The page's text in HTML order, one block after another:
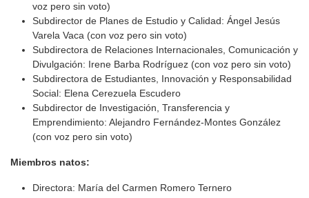
voz pero sin voto)
Subdirector de Planes de Estudio y Calidad: Ángel Jesús
Varela Vaca (con voz pero sin voto)
Subdirectora de Relaciones Internacionales, Comunicación y
Divulgación: Irene Barba Rodríguez (con voz pero sin voto)
Subdirectora de Estudiantes, Innovación y Responsabilidad
Social: Elena Cerezuela Escudero
Subdirector de Investigación, Transferencia y
Emprendimiento: Alejandro Fernández-Montes González
(con voz pero sin voto)
Miembros natos:
Directora: María del Carmen Romero Ternero